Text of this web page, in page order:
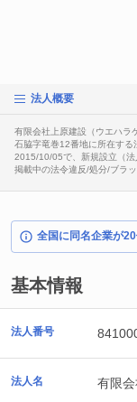
法人概要
有限会社上原建設（ウエハラ
石脇字竜巻12番地に所在す
2015/10/05で、新規設立（法
掲載中の法令違反/処分/ブラ
全国に同名企業が20
基本情報
法人番号
法人名 有限